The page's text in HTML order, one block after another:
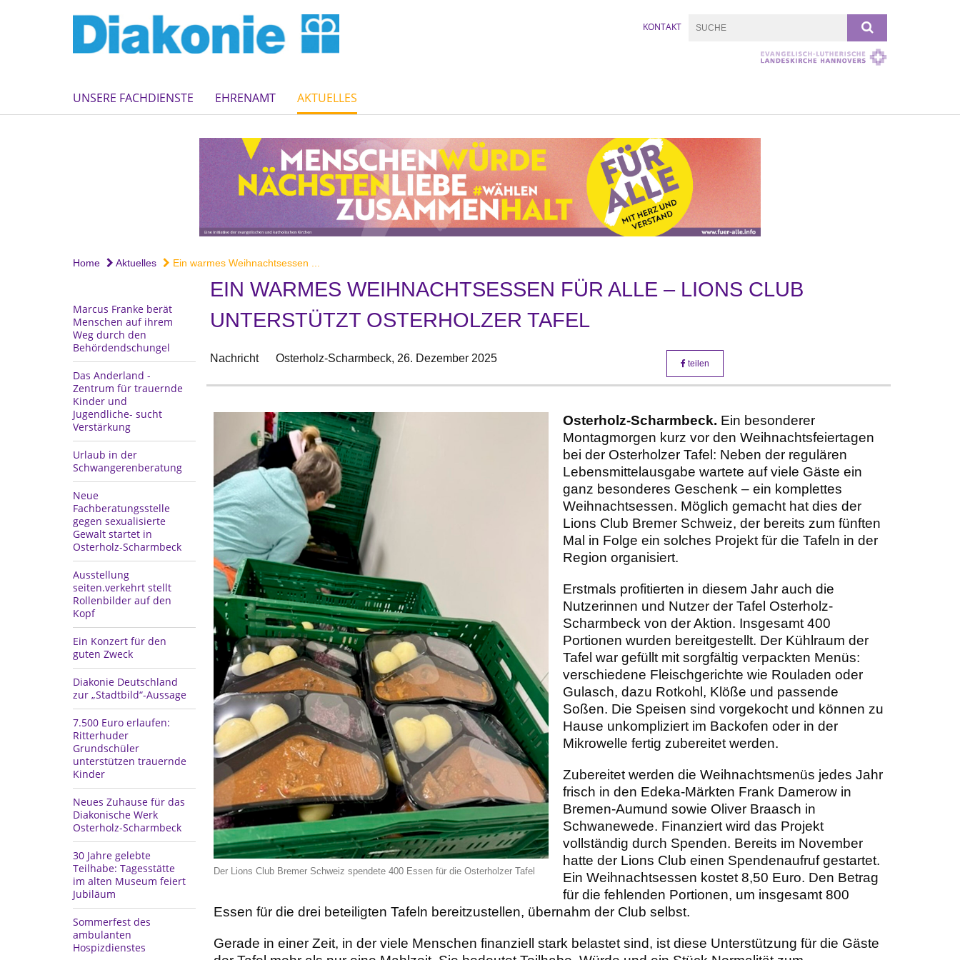
KONTAKT
UNSERE FACHDIENSTE EHRENAMT AKTUELLES
Home Aktuelles Ein warmes Weihnachtsessen ...
Marcus Franke berät
Menschen auf ihrem
Weg durch den
Behördendschungel
Das Anderland -
Zentrum für trauernde
Kinder und
Jugendliche- sucht
Verstärkung
Urlaub in der
Schwangerenberatung
Neue
Fachberatungsstelle
gegen sexualisierte
Gewalt startet in
Osterholz-Scharmbeck
Ausstellung
seiten.verkehrt stellt
Rollenbilder auf den
Kopf
Ein Konzert für den
guten Zweck
Diakonie Deutschland
zur „Stadtbild“-Aussage
7.500 Euro erlaufen:
Ritterhuder
Grundschüler
unterstützen trauernde
Kinder
Neues Zuhause für das
Diakonische Werk
Osterholz-Scharmbeck
30 Jahre gelebte
Teilhabe: Tagesstätte
im alten Museum feiert
Jubiläum
Sommerfest des
ambulanten
Hospizdienstes
EIN WARMES WEIHNACHTSESSEN FÜR ALLE – LIONS CLUB
UNTERSTÜTZT OSTERHOLZER TAFEL
Nachricht Osterholz-Scharmbeck, 26. Dezember 2025 teilen
Der Lions Club Bremer Schweiz spendete 400 Essen für die Osterholzer Tafel
Osterholz-Scharmbeck. Ein besonderer
Montagmorgen kurz vor den Weihnachtsfeiertagen
bei der Osterholzer Tafel: Neben der regulären
Lebensmittelausgabe wartete auf viele Gäste ein
ganz besonderes Geschenk – ein komplettes
Weihnachtsessen. Möglich gemacht hat dies der
Lions Club Bremer Schweiz, der bereits zum fünften
Mal in Folge ein solches Projekt für die Tafeln in der
Region organisiert.
Erstmals profitierten in diesem Jahr auch die
Nutzerinnen und Nutzer der Tafel Osterholz-
Scharmbeck von der Aktion. Insgesamt 400
Portionen wurden bereitgestellt. Der Kühlraum der
Tafel war gefüllt mit sorgfältig verpackten Menüs:
verschiedene Fleischgerichte wie Rouladen oder
Gulasch, dazu Rotkohl, Klöße und passende
Soßen. Die Speisen sind vorgekocht und können zu
Hause unkompliziert im Backofen oder in der
Mikrowelle fertig zubereitet werden.
Zubereitet werden die Weihnachtsmenüs jedes Jahr
frisch in den Edeka-Märkten Frank Damerow in
Bremen-Aumund sowie Oliver Braasch in
Schwanewede. Finanziert wird das Projekt
vollständig durch Spenden. Bereits im November
hatte der Lions Club einen Spendenaufruf gestartet.
Ein Weihnachtsessen kostet 8,50 Euro. Den Betrag
für die fehlenden Portionen, um insgesamt 800
Essen für die drei beteiligten Tafeln bereitzustellen, übernahm der Club selbst.
Gerade in einer Zeit, in der viele Menschen finanziell stark belastet sind, ist diese Unterstützung für die Gäste